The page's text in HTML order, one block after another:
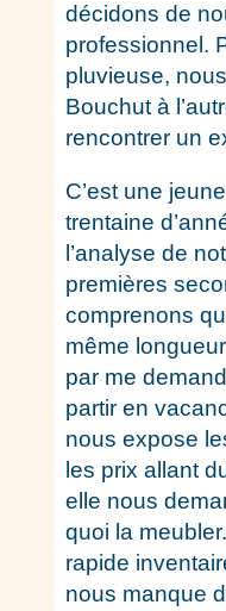
décidons de
professionnel.
pluvieuse,
Bouchut à
rencontrer un
C’est une
trentaine
l’analyse de
premières
comprenons
même
par me
partir en
nous expose
les prix allant
elle nous
quoi la
rapide
nous manque